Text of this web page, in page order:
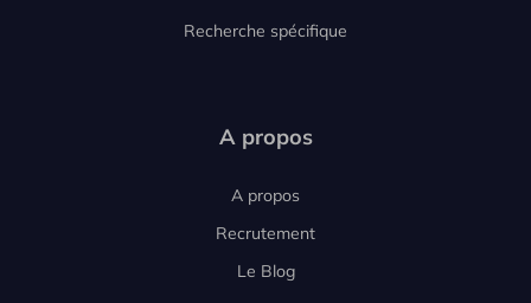
Recherche spécifique
A propos
A propos
Recrutement
Le Blog